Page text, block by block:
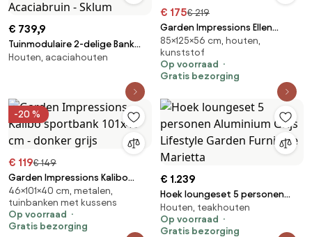
€ 739,9
Tuinmodulaire 2-delige Bank
Met 2 Hoekfauteuils Van Acacia
Houten, acaciahouten
€ 175€ 219
Garden Impressions Ellen
parkbank donker grijs - light
teak Vironwood
85×125×56 cm, houten,
kunststof
Op voorraad
Gratis bezorging
-20 %
€ 119€ 149
Garden Impressions Kalibo
sportbank 101x40 cm - donker
grijs
46×101×40 cm, metalen,
tuinbanken met kussens
Op voorraad
Gratis bezorging
€ 1.239
Hoek loungeset 5 personen
Aluminium Grijs Lifestyle
Garden Furniture Marietta
Houten, teakhouten
Op voorraad
Gratis bezorging